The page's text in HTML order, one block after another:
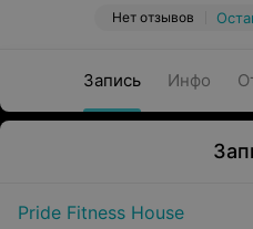
Нет отзывов
Запись Инфо
Pride Fitness House